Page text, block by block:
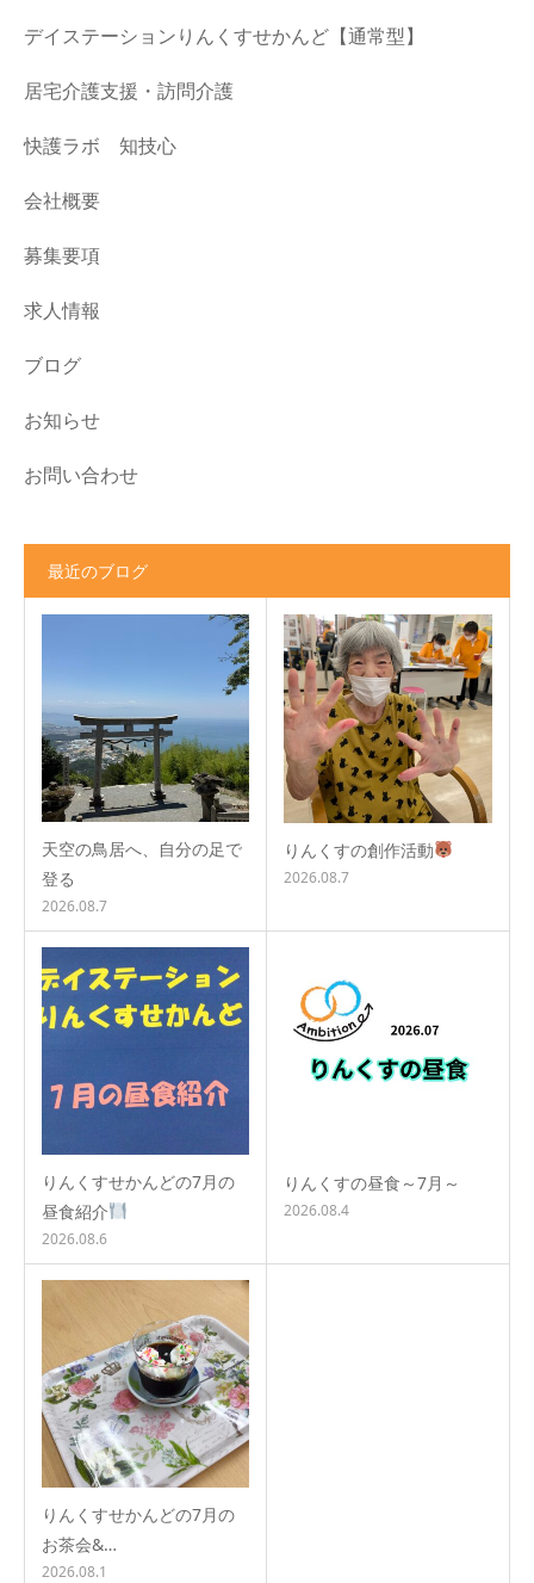
デイステーションりんくすせかんど【通常型】
居宅介護支援・訪問介護
快護ラボ 知技心
会社概要
募集要項
求人情報
ブログ
お知らせ
お問い合わせ
最近のブログ
天空の鳥居へ、自分の足で
登る
2026.08.7
りんくすの創作活動
2026.08.7
りんくすせかんどの7月の
昼食紹介
2026.08.6
りんくすの昼食～7月～
2026.08.4
りんくすせかんどの7月の
お茶会&…
2026.08.1